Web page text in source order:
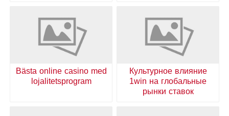
Культурное влияние
1win на глобальные
рынки ставок
Bästa online casino med
lojalitetsprogram